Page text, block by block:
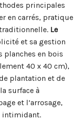
principales
en carrés, pratique
Le
et sa gestion
planches en bois
40 x 40 cm),
plantation et de
surface à
et l’arrosage,
intimidant.